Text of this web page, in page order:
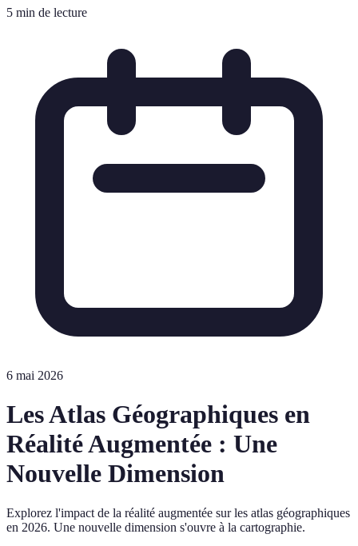
5 min de lecture
6 mai 2026
Les Atlas Géographiques en
Réalité Augmentée : Une
Nouvelle Dimension
Explorez l'impact de la réalité augmentée sur les atlas géographiques
en 2026. Une nouvelle dimension s'ouvre à la cartographie.